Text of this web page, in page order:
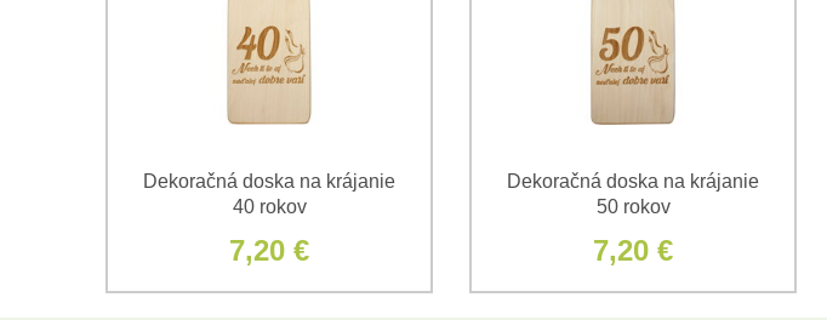
Dekoračná doska na krájanie
40 rokov
7,20 €
Dekoračná doska na krájanie
50 rokov
7,20 €